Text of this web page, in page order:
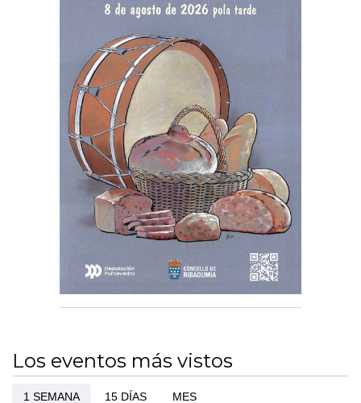
Los eventos más vistos
1 SEMANA 15 DÍAS MES